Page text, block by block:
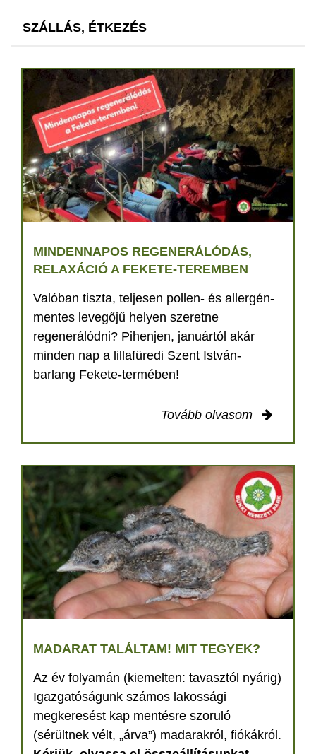
SZÁLLÁS, ÉTKEZÉS
MINDENNAPOS REGENERÁLÓDÁS,
RELAXÁCIÓ A FEKETE-TEREMBEN
Valóban tiszta, teljesen pollen- és allergén-
mentes levegőjű helyen szeretne
regenerálódni? Pihenjen, januártól akár
minden nap a lillafüredi Szent István-
barlang Fekete-termében!
Tovább olvasom
MADARAT TALÁLTAM! MIT TEGYEK?
Az év folyamán (kiemelten: tavasztól nyárig)
Igazgatóságunk számos lakossági
megkeresést kap mentésre szoruló
(sérültnek vélt, „árva”) madarakról, fiókákról.